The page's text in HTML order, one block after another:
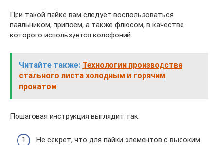
При такой пайке вам следует воспользоваться
паяльником, припоем, а также флюсом, в качестве
которого используется колофоний.
Читайте также: Технологии производства
стального листа холодным и горячим
прокатом
Пошаговая инструкция выглядит так:
Не секрет, что для пайки элементов с высоким